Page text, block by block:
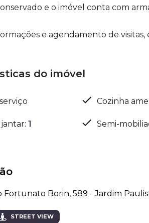
e o imóvel conta com
e agendamento de
do imóvel
Cozinha
jantar: 1 Semi-
Fortunato Borin, 589 - Jardim
STREET VIEW